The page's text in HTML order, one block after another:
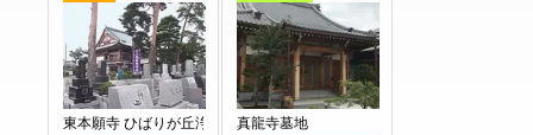
東本願寺 ひばりが丘浄苑 真龍寺墓地